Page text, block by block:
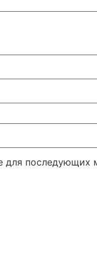
для последующих